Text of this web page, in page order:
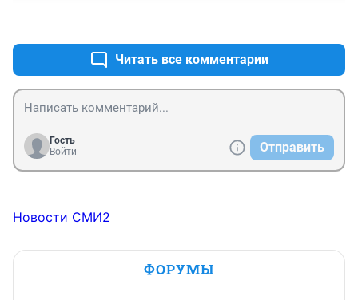
Читать все комментарии
Гость
Войти
Отправить
Новости СМИ2
ФОРУМЫ